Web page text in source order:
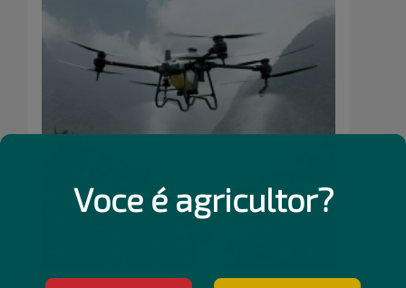
Voce é agricultor?